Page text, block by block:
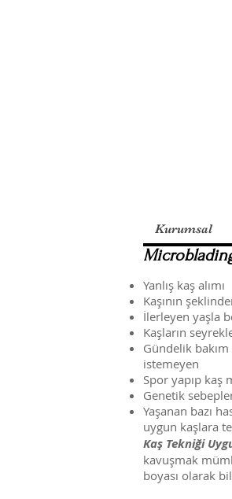
Kurumsal
Yanlış kaş alımı
Kaşının
İlerleyen yaşla
Kaşların
Gündelik
istemeyen
Spor yapıp kaş
Genetik
Yaşanan bazı
uygun kaşlara
Kaş Tekniği
kavuşmak
boyası olarak